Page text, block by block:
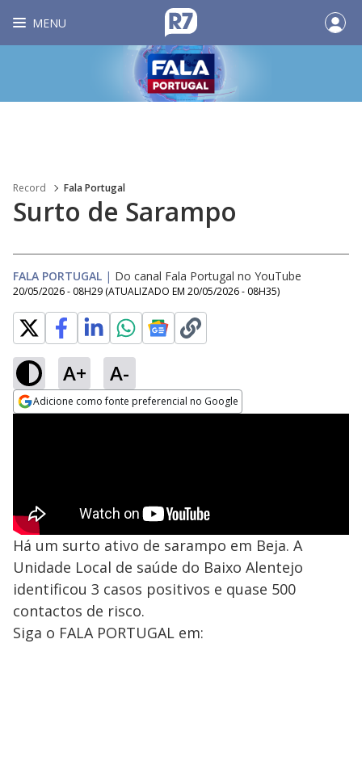
MENU
Record Fala Portugal
Surto de Sarampo
FALA PORTUGAL | Do canal Fala Portugal no YouTube
20/05/2026 - 08H29 (ATUALIZADO EM 20/05/2026 - 08H35)
A+ A-
Adicione como fonte preferencial no Google
Há um surto ativo de sarampo em Beja. A
Unidade Local de saúde do Baixo Alentejo
identificou 3 casos positivos e quase 500
contactos de risco.
Siga o FALA PORTUGAL em: